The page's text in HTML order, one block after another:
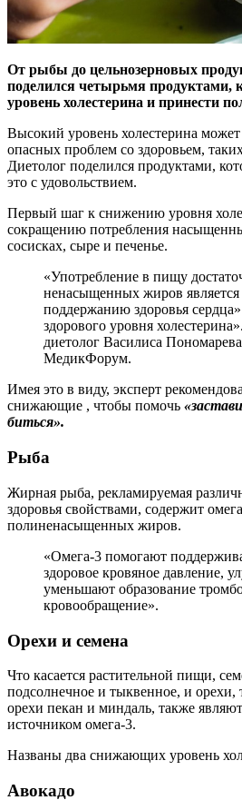
От рыбы до цельнозерновых
поделился четырьмя продуктами,
уровень холестерина и принести
Высокий уровень холестерина
опасных проблем со здоровьем,
Диетолог поделился продуктами,
это с удовольствием.
Первый шаг к снижению уровня
сокращению потребления
сосисках, сыре и печенье.
«Употребление в пищу достаточного количества
ненасыщенных жиров
поддержанию здоровья
здорового уровня
диетолог Василиса
МедикФорум.
Имея это в виду, эксперт
снижающие , чтобы помочь
биться».
Рыба
Жирная рыба, рекламируемая
здоровья свойствами, содержит
полиненасыщенных жиров.
«Омега-3 помогают поддерживать
здоровое кровяное давление,
уменьшают образование
кровообращение».
Орехи и семена
Что касается растительной пищи,
подсолнечное и тыквенное, и орехи,
орехи пекан и миндаль, также
источником омега-3.
Названы два снижающих уровень
Авокадо